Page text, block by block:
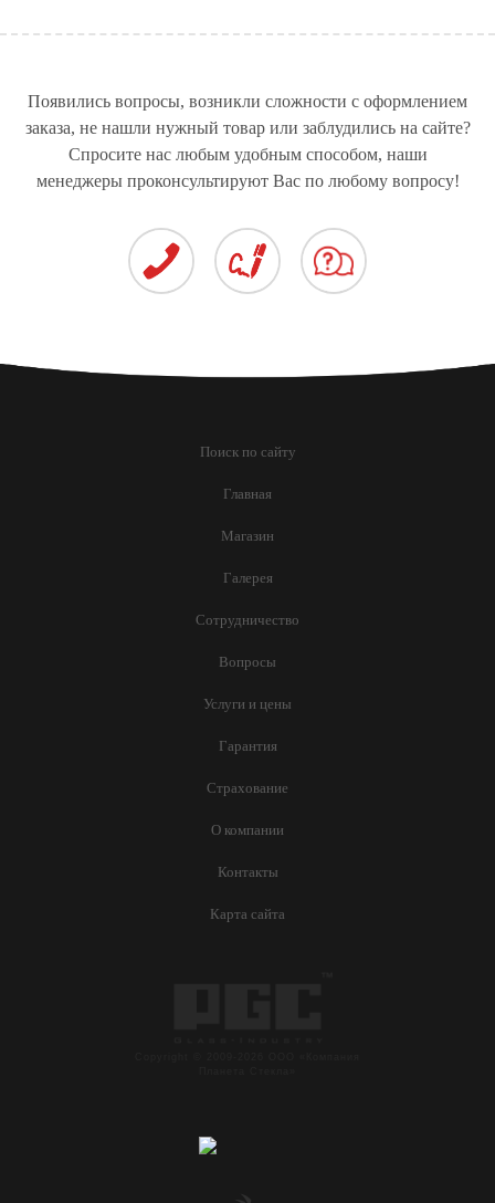
Появились вопросы, возникли сложности с оформлением
заказа, не нашли нужный товар или заблудились на сайте?
Спросите нас любым удобным способом, наши
менеджеры проконсультируют Вас по любому вопросу!
Поиск по сайту
Главная
Магазин
Галерея
Сотрудничество
Вопросы
Услуги и цены
Гарантия
Страхование
О компании
Контакты
Карта сайта